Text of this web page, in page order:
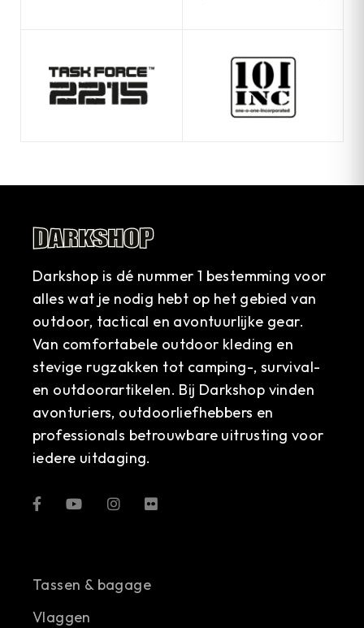
Darkshop is dé nummer 1 bestemming voor
alles wat je nodig hebt op het gebied van
outdoor, tactical en avontuurlijke gear.
Van comfortabele outdoor kleding en
stevige rugzakken tot camping-, survival-
en outdoorartikelen. Bij Darkshop vinden
avonturiers, outdoorliefhebbers en
professionals betrouwbare uitrusting voor
iedere uitdaging.
Tassen & bagage
Vlaggen